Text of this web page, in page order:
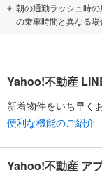
朝の通勤ラッシュ時
の乗車時間と異なる場
Yahoo!不動産
新着物件をいち早く
便利な機能のご紹介
Yahoo!不動産 ア